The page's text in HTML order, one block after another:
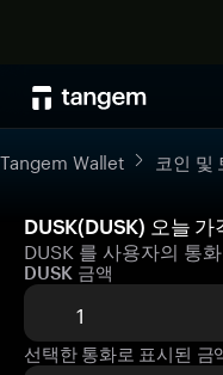
Tangem Wallet 코인 및
DUSK(DUSK) 오늘
DUSK 를 사용자의 통
DUSK 금액
선택한 통화로 표시된 금